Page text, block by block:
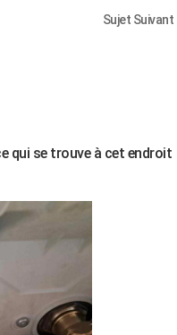
Sujet Suivant
qui se trouve à cet endroit